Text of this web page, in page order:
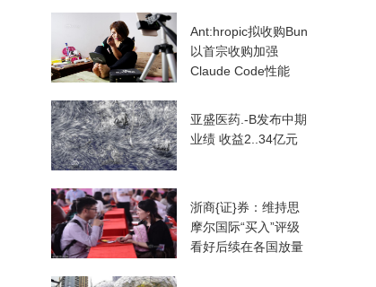
Ant:hropic拟收购Bun
以首宗收购加强
Claude Code性能
亚盛医药.-B发布中期
业绩 收益2..34亿元
浙商{证}券：维持思
摩尔国际“买入”评级
看好后续在各国放量